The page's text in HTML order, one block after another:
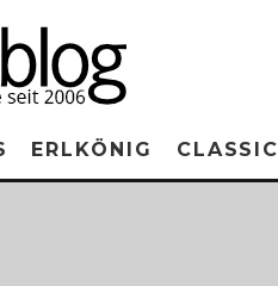
ERLKÖNIG CLASSIC